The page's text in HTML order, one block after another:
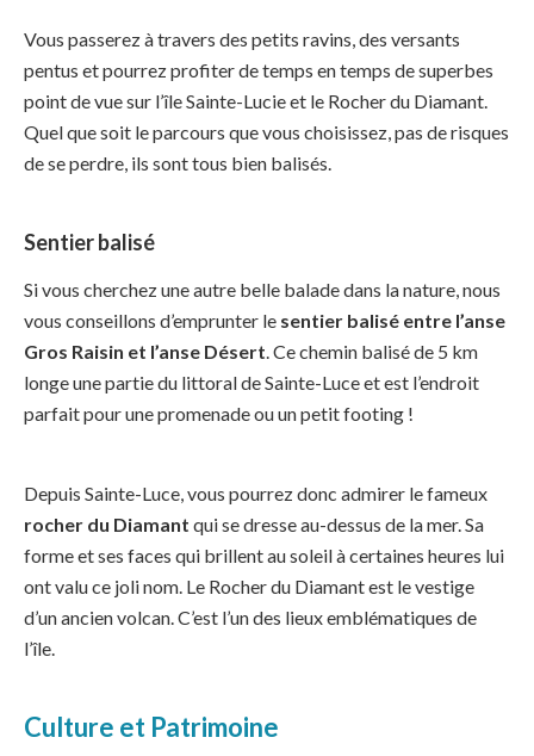
Vous passerez à travers des petits ravins, des versants
pentus et pourrez profiter de temps en temps de superbes
point de vue sur l’île Sainte-Lucie et le Rocher du Diamant.
Quel que soit le parcours que vous choisissez, pas de risques
de se perdre, ils sont tous bien balisés.
Sentier balisé
Si vous cherchez une autre belle balade dans la nature, nous
vous conseillons d’emprunter le sentier balisé entre l’anse
Gros Raisin et l’anse Désert. Ce chemin balisé de 5 km
longe une partie du littoral de Sainte-Luce et est l’endroit
parfait pour une promenade ou un petit footing !
Depuis Sainte-Luce, vous pourrez donc admirer le fameux
rocher du Diamant qui se dresse au-dessus de la mer. Sa
forme et ses faces qui brillent au soleil à certaines heures lui
ont valu ce joli nom. Le Rocher du Diamant est le vestige
d’un ancien volcan. C’est l’un des lieux emblématiques de
l’île.
Culture et Patrimoine